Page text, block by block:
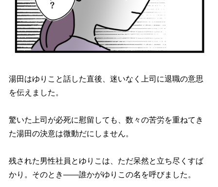
湯田はゆりこと話した直後、迷いなく上司に退職の意思
を伝えました。
驚いた上司が必死に慰留しても、数々の苦労を重ねてき
た湯田の決意は微動だにしません。
残された男性社員とゆりこは、ただ呆然と立ち尽くすば
かり。そのとき――誰かがゆりこの名を呼びました。